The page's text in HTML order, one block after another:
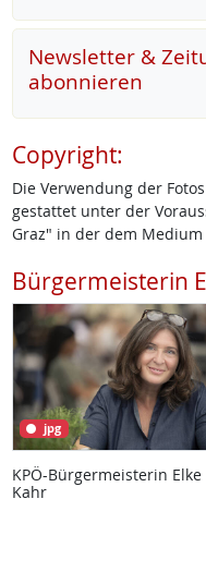
Newsletter &
abonnieren
Copyright:
Die Verwendung der
gestattet unter der
Graz" in der dem
Bürgermeisterin
jpg
KPÖ-Bürgermeisterin Elke
Kahr